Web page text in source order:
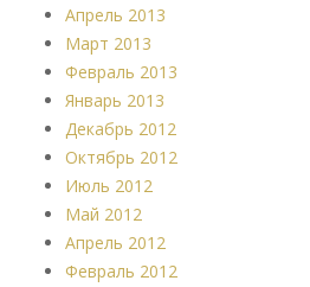
Апрель 2013
Март 2013
Февраль 2013
Январь 2013
Декабрь 2012
Октябрь 2012
Июль 2012
Май 2012
Апрель 2012
Февраль 2012